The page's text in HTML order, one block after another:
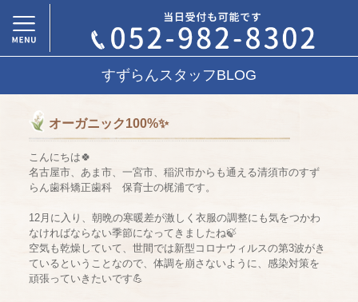
すずらんスタッフBLOG
オーガニック100%✨
こんにちは🍀
名古屋市、あま市、一宮市、稲沢市からも通える清須市のすず
らん歯科矯正歯科 保育士の梶浦です。
12月に入り、朝晩の寒暖差が激しく衣服の調整にも気をつかわ
なければならない季節になってきましたね🍃
空気も乾燥していて、世間では新型コロナウィルスの第3波がき
ているということなので、体調を崩さないように、感染対策を
頑張っていきたいです💪